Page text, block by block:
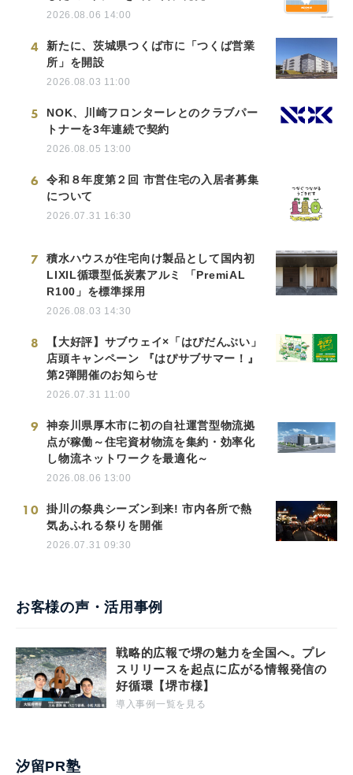
2026.08.06 14:00
4
新たに、茨城県つくば市に「つくば営業
所」を開設
2026.08.03 11:00
5
NOK、川崎フロンターレとのクラブパー
トナーを3年連続で契約
2026.08.05 13:00
6
令和８年度第２回 市営住宅の入居者募集
について
2026.07.31 16:30
7
積水ハウスが住宅向け製品として国内初
LIXIL循環型低炭素アルミ 「PremiAL
R100」を標準採用
2026.08.03 14:30
8
【大好評】サブウェイ×「はぴだんぶい」
店頭キャンペーン 『はぴサブサマー！』
第2弾開催のお知らせ
2026.07.31 11:00
9
神奈川県厚木市に初の自社運営型物流拠
点が稼働～住宅資材物流を集約・効率化
し物流ネットワークを最適化～
2026.08.06 13:00
10
掛川の祭典シーズン到来! 市内各所で熱
気あふれる祭りを開催
2026.07.31 09:30
お客様の声・活用事例
戦略的広報で堺の魅力を全国へ。プレ
スリリースを起点に広がる情報発信の
好循環【堺市様】
導入事例一覧を見る
汐留PR塾